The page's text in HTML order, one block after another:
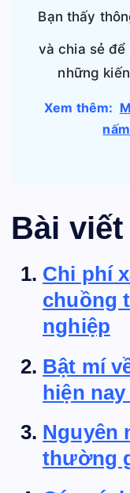
Bạn thấy
và chia sẻ
những
Xem thêm:
Bài
Chi phí
chuồng
nghiệp
Bật mí
hiện nay
Nguyên
thường